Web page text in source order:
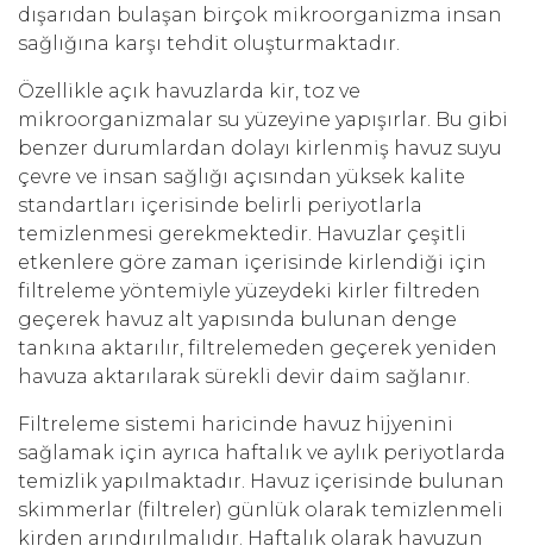
dışarıdan bulaşan birçok mikroorganizma insan
sağlığına karşı tehdit oluşturmaktadır.
Özellikle açık havuzlarda kir, toz ve
mikroorganizmalar su yüzeyine yapışırlar. Bu gibi
benzer durumlardan dolayı kirlenmiş havuz suyu
çevre ve insan sağlığı açısından yüksek kalite
standartları içerisinde belirli periyotlarla
temizlenmesi gerekmektedir. Havuzlar çeşitli
etkenlere göre zaman içerisinde kirlendiği için
filtreleme yöntemiyle yüzeydeki kirler filtreden
geçerek havuz alt yapısında bulunan denge
tankına aktarılır, filtrelemeden geçerek yeniden
havuza aktarılarak sürekli devir daim sağlanır.
Filtreleme sistemi haricinde havuz hijyenini
sağlamak için ayrıca haftalık ve aylık periyotlarda
temizlik yapılmaktadır. Havuz içerisinde bulunan
skimmerlar (filtreler) günlük olarak temizlenmeli
kirden arındırılmalıdır. Haftalık olarak havuzun